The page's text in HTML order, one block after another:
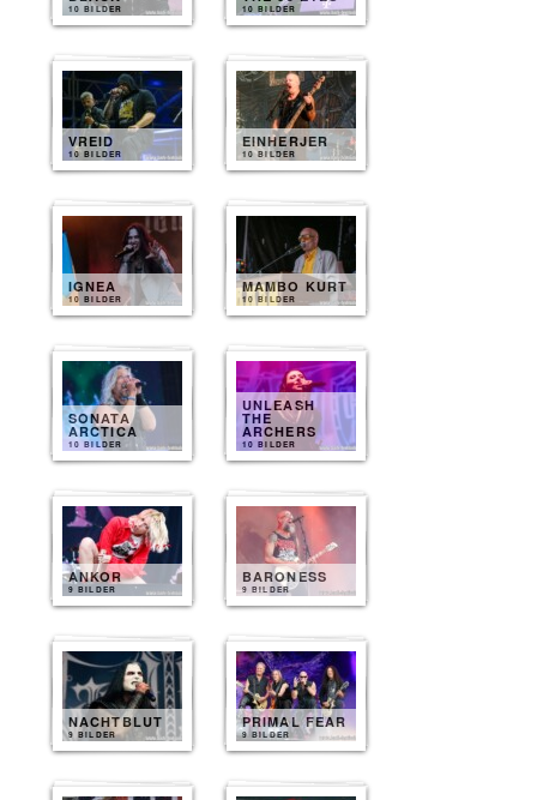
10 BILDER 10 BILDER
VREID
10 BILDER
EINHERJER
10 BILDER
IGNEA
10 BILDER
MAMBO KURT
10 BILDER
SONATA
ARCTICA
10 BILDER
UNLEASH
THE
ARCHERS
10 BILDER
ANKOR
9 BILDER
BARONESS
9 BILDER
NACHTBLUT
9 BILDER
PRIMAL FEAR
9 BILDER